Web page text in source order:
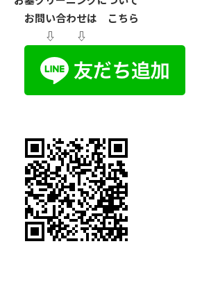
お問い合わせは こちら
⇩ ⇩